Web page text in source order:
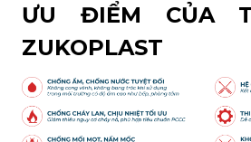
ƯU ĐIỂM CỦA
ZUKOPLAST